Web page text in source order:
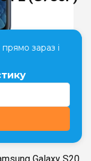
Ахматової, 30
Казимира Малевича,
зараз і